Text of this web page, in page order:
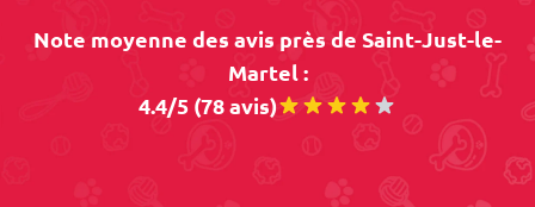
Note moyenne des avis près de Saint-Just-le-
Martel :
4.4/5 (78 avis)